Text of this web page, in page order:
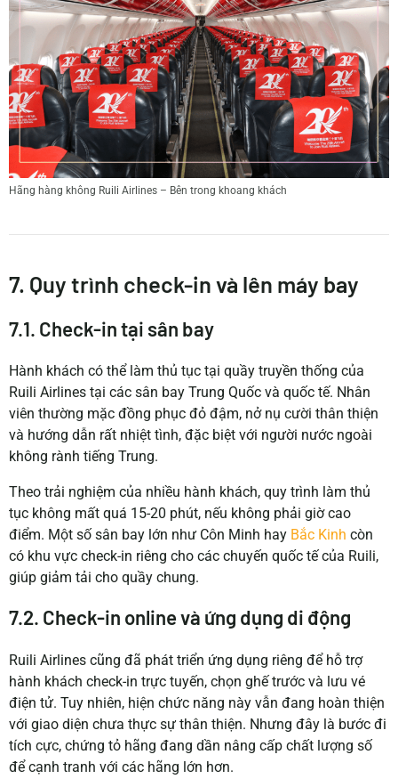
Hãng hàng không Ruili Airlines – Bên trong khoang khách
7. Quy trình check-in và lên máy bay
7.1. Check-in tại sân bay
Hành khách có thể làm thủ tục tại quầy truyền thống của
Ruili Airlines tại các sân bay Trung Quốc và quốc tế. Nhân
viên thường mặc đồng phục đỏ đậm, nở nụ cười thân thiện
và hướng dẫn rất nhiệt tình, đặc biệt với người nước ngoài
không rành tiếng Trung.
Theo trải nghiệm của nhiều hành khách, quy trình làm thủ
tục không mất quá 15-20 phút, nếu không phải giờ cao
điểm. Một số sân bay lớn như Côn Minh hay Bắc Kinh còn
có khu vực check-in riêng cho các chuyến quốc tế của Ruili,
giúp giảm tải cho quầy chung.
7.2. Check-in online và ứng dụng di động
Ruili Airlines cũng đã phát triển ứng dụng riêng để hỗ trợ
hành khách check-in trực tuyến, chọn ghế trước và lưu vé
điện tử. Tuy nhiên, hiện chức năng này vẫn đang hoàn thiện
với giao diện chưa thực sự thân thiện. Nhưng đây là bước đi
tích cực, chứng tỏ hãng đang dần nâng cấp chất lượng số
để cạnh tranh với các hãng lớn hơn.